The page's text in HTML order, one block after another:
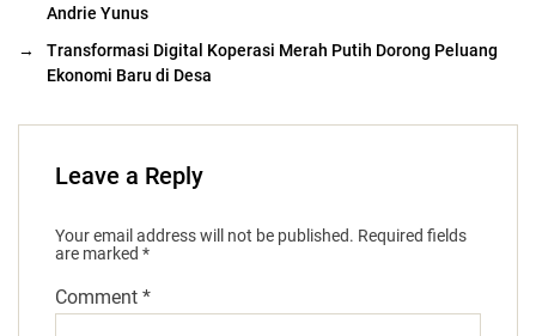
Andrie Yunus
→
Transformasi Digital Koperasi Merah Putih Dorong Peluang
Ekonomi Baru di Desa
Leave a Reply
Your email address will not be published. Required fields
are marked *
Comment *